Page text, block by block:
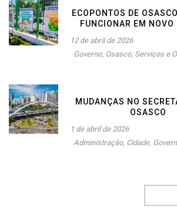
ECOPONTOS DE
FUNCIONAR EM NOVO
12 de abril de 2026
Governo, Osasco, Serviços e
MUDANÇAS NO
OSASCO
1 de abril de 2026
Administração, Cidade,